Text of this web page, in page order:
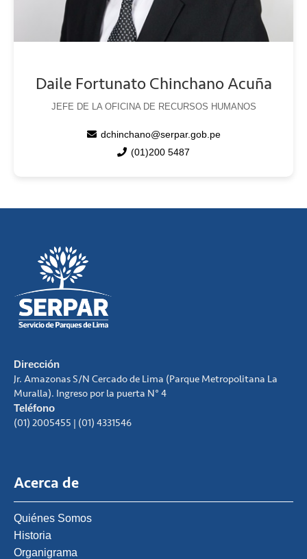
Daile Fortunato Chinchano Acuña
JEFE DE LA OFICINA DE RECURSOS HUMANOS
dchinchano@serpar.gob.pe
(01)200 5487
Dirección
Jr. Amazonas S/N Cercado de Lima (Parque Metropolitana La
Muralla). Ingreso por la puerta N° 4
Teléfono
(01) 2005455 | (01) 4331546
Acerca de
Quiénes Somos
Historia
Organigrama